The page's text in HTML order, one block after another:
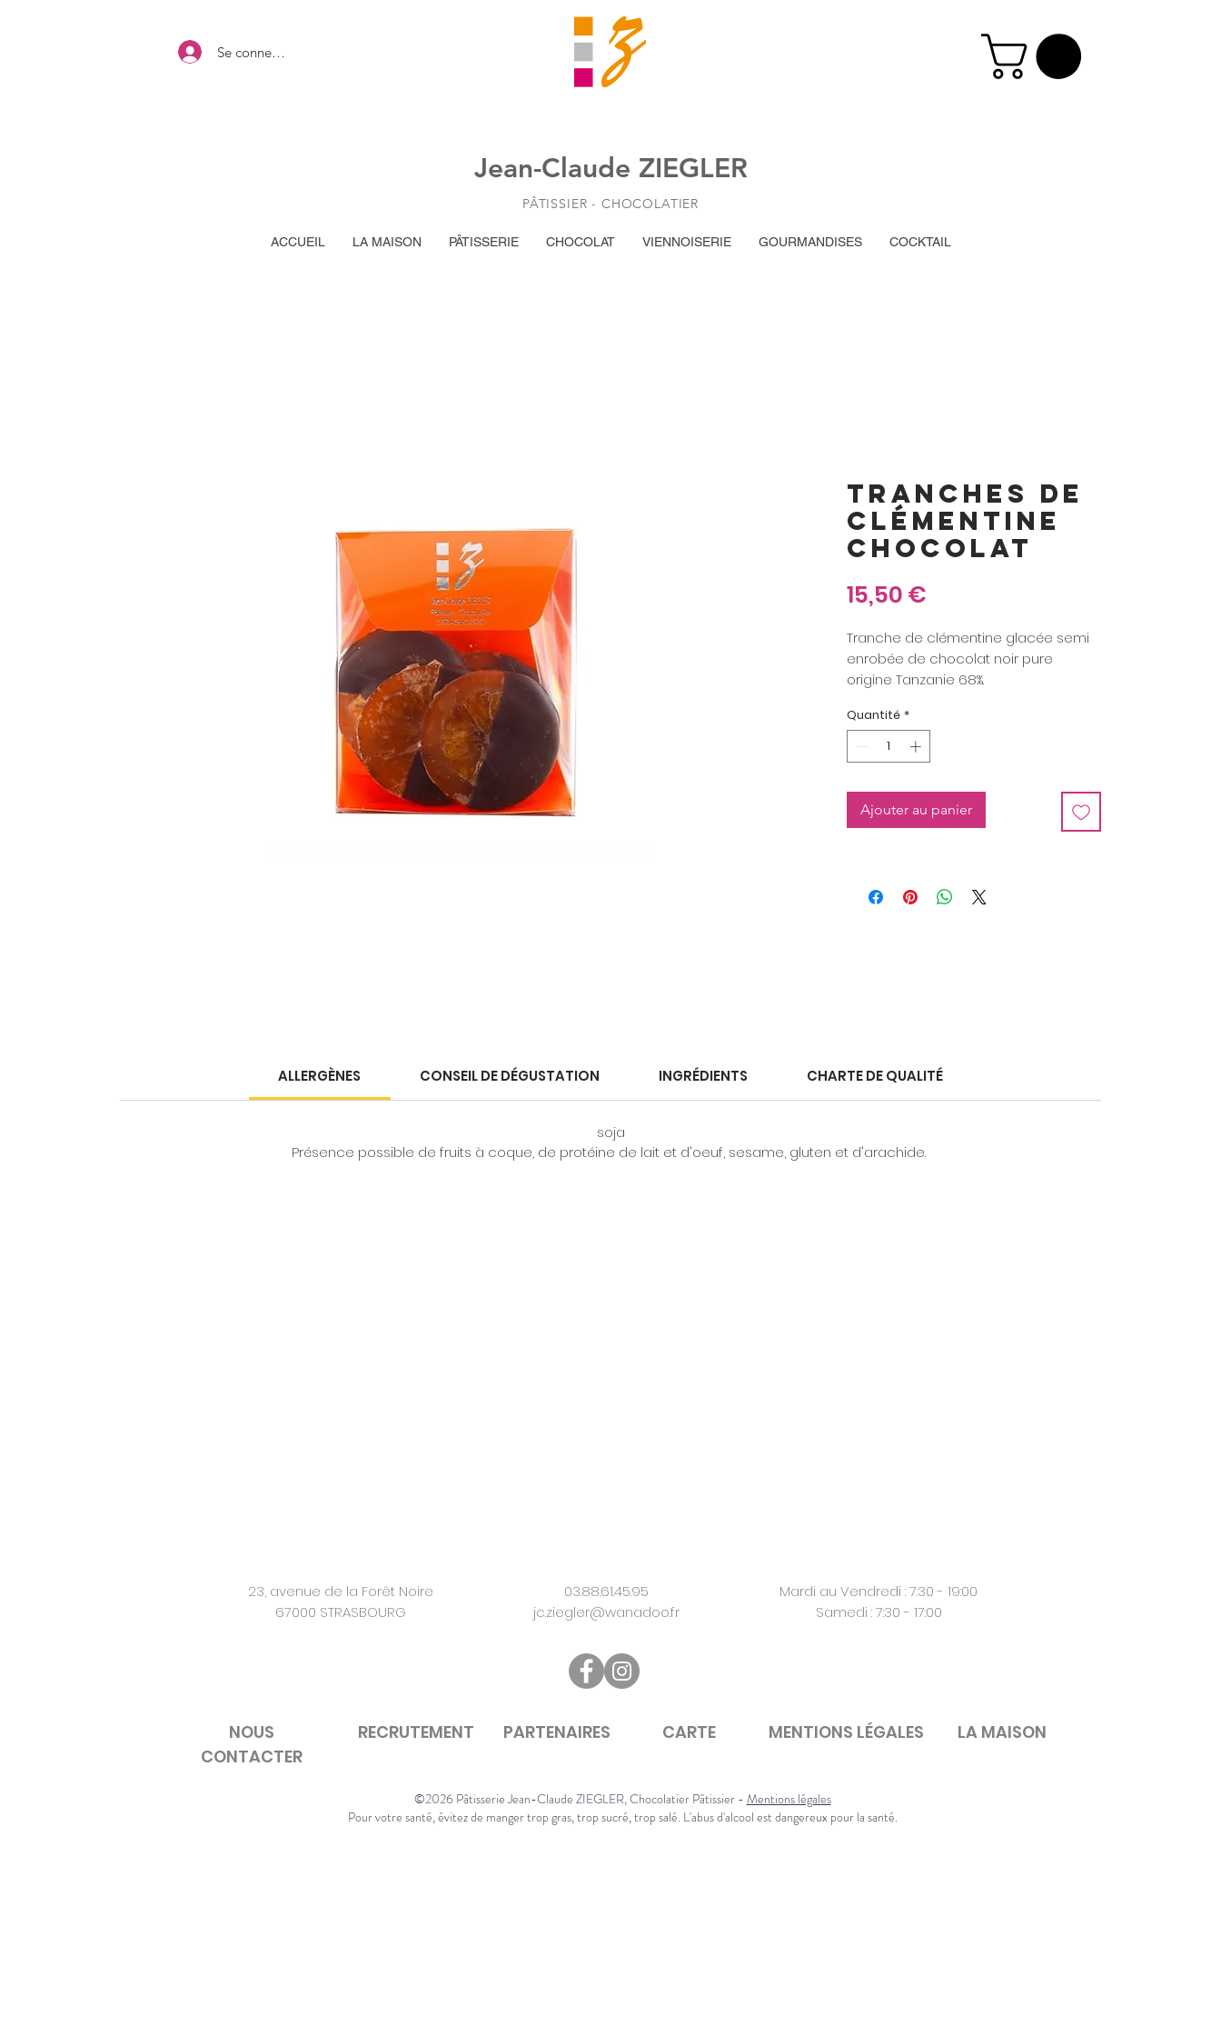
Se connecter
Jean-Claude ZIEGLER
PÂTISSIER - CHOCOLATIER
ACCUEIL LA MAISON PÂTISSERIE CHOCOLAT VIENNOISERIE GOURMANDISES COCKTAIL
TRANCHES DE
CLÉMENTINE
CHOCOLAT
15,50 €
Tranche de clémentine glacée semi
enrobée de chocolat noir pure
origine Tanzanie 68%.
Quantité *
Ajouter au panier
ALLERGÈNES CONSEIL DE DÉGUSTATION INGRÉDIENTS CHARTE DE QUALITÉ
soja
Présence possible de fruits à coque, de protéine de lait et d'oeuf, sesame, gluten et d'arachide.
23, avenue de la Forêt Noire
67000 STRASBOURG
03.88.61.45.95
jc.ziegler@wanadoo.fr
Mardi au Vendredi : 7:30 - 19:00
Samedi : 7:30 - 17:00
NOUS
CONTACTER
RECRUTEMENT PARTENAIRES CARTE MENTIONS LÉGALES LA MAISON
©2026 Pâtisserie Jean-Claude ZIEGLER, Chocolatier Pâtissier - Mentions légales
Pour votre santé, évitez de manger trop gras, trop sucré, trop salé. L'abus d'alcool est dangereux pour la santé.